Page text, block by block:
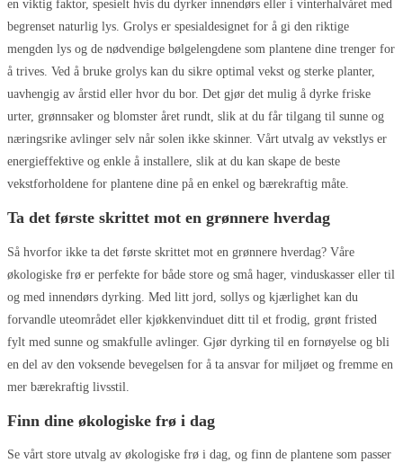
en viktig faktor, spesielt hvis du dyrker innendørs eller i vinterhalvåret med
begrenset naturlig lys. Grolys er spesialdesignet for å gi den riktige
mengden lys og de nødvendige bølgelengdene som plantene dine trenger for
å trives. Ved å bruke grolys kan du sikre optimal vekst og sterke planter,
uavhengig av årstid eller hvor du bor. Det gjør det mulig å dyrke friske
urter, grønnsaker og blomster året rundt, slik at du får tilgang til sunne og
næringsrike avlinger selv når solen ikke skinner. Vårt utvalg av vekstlys er
energieffektive og enkle å installere, slik at du kan skape de beste
vekstforholdene for plantene dine på en enkel og bærekraftig måte.
Ta det første skrittet mot en grønnere hverdag
Så hvorfor ikke ta det første skrittet mot en grønnere hverdag? Våre
økologiske frø er perfekte for både store og små hager, vinduskasser eller til
og med innendørs dyrking. Med litt jord, sollys og kjærlighet kan du
forvandle uteområdet eller kjøkkenvinduet ditt til et frodig, grønt fristed
fylt med sunne og smakfulle avlinger. Gjør dyrking til en fornøyelse og bli
en del av den voksende bevegelsen for å ta ansvar for miljøet og fremme en
mer bærekraftig livsstil.
Finn dine økologiske frø i dag
Se vårt store utvalg av økologiske frø i dag, og finn de plantene som passer